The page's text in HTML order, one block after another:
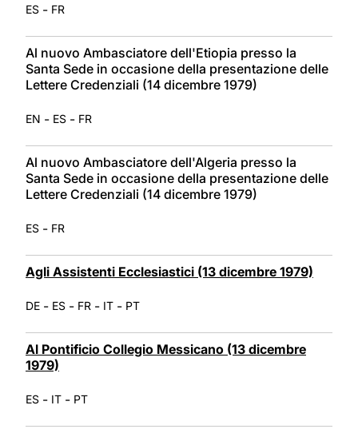
ES - FR
Al nuovo Ambasciatore dell'Etiopia presso la
Santa Sede in occasione della presentazione delle
Lettere Credenziali (14 dicembre 1979)
EN - ES - FR
Al nuovo Ambasciatore dell'Algeria presso la
Santa Sede in occasione della presentazione delle
Lettere Credenziali (14 dicembre 1979)
ES - FR
Agli Assistenti Ecclesiastici (13 dicembre 1979)
DE - ES - FR - IT - PT
Al Pontificio Collegio Messicano (13 dicembre
1979)
ES - IT - PT